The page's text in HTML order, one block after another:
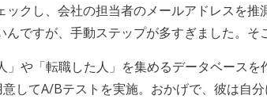
クし、会社の担当者のメールアドレスを
ですが、手動ステップが多すぎました。そ
や「転職した人」を集めるデータベース
してA/Bテストを実施。おかげで、彼は自